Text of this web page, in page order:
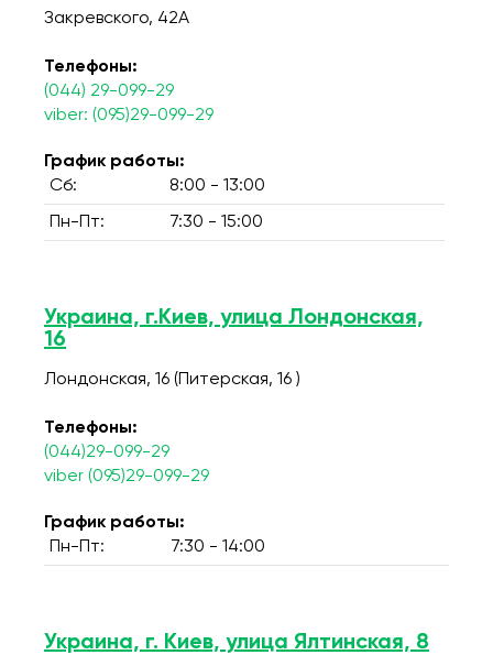
Закревского, 42А
Телефоны:
(044) 29-099-29
viber: (095)29-099-29
График работы:
Сб:
8:00 - 13:00
Пн-Пт: 7:30 - 15:00
Украина, г.Киев, улица Лондонская,
16
Лондонская, 16 (Питерская, 16 )
Телефоны:
(044)29-099-29
viber (095)29-099-29
График работы:
Пн-Пт:
7:30 - 14:00
Украина, г. Киев, улица Ялтинская, 8